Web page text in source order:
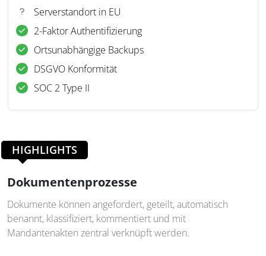
Serverstandort in EU
2-Faktor Authentifizierung
Ortsunabhängige Backups
DSGVO Konformität
SOC 2 Type II
HIGHLIGHTS
Dokumentenprozesse
Dokumente können angefordert, geteilt, automatisch
benannt, klassifiziert, kommentiert und mit
Mandantenakten zentral verknüpft werden.